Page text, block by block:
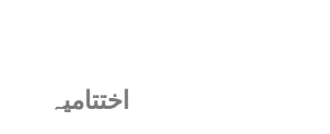
اختتامیہ